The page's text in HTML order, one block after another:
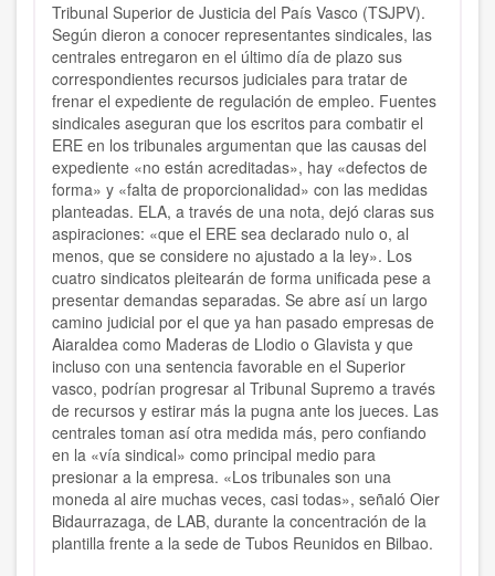
Tribunal Superior de Justicia del País Vasco (TSJPV).
Según dieron a conocer representantes sindicales, las
centrales entregaron en el último día de plazo sus
correspondientes recursos judiciales para tratar de
frenar el expediente de regulación de empleo. Fuentes
sindicales aseguran que los escritos para combatir el
ERE en los tribunales argumentan que las causas del
expediente «no están acreditadas», hay «defectos de
forma» y «falta de proporcionalidad» con las medidas
planteadas. ELA, a través de una nota, dejó claras sus
aspiraciones: «que el ERE sea declarado nulo o, al
menos, que se considere no ajustado a la ley». Los
cuatro sindicatos pleitearán de forma unificada pese a
presentar demandas separadas. Se abre así un largo
camino judicial por el que ya han pasado empresas de
Aiaraldea como Maderas de Llodio o Glavista y que
incluso con una sentencia favorable en el Superior
vasco, podrían progresar al Tribunal Supremo a través
de recursos y estirar más la pugna ante los jueces. Las
centrales toman así otra medida más, pero confiando
en la «vía sindical» como principal medio para
presionar a la empresa. «Los tribunales son una
moneda al aire muchas veces, casi todas», señaló Oier
Bidaurrazaga, de LAB, durante la concentración de la
plantilla frente a la sede de Tubos Reunidos en Bilbao.